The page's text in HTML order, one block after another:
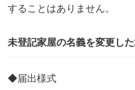
することはありません。
未登記家屋の名義を変更し
◆届出様式